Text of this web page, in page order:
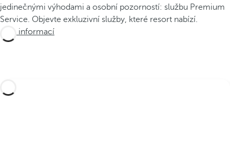
jedinečnými výhodami a osobní pozorností: službu Premium
Service. Objevte exkluzivní služby, které resort nabízí.
Více informací